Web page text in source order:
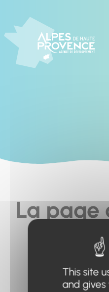
La page
vous
pas...
This site
and gives